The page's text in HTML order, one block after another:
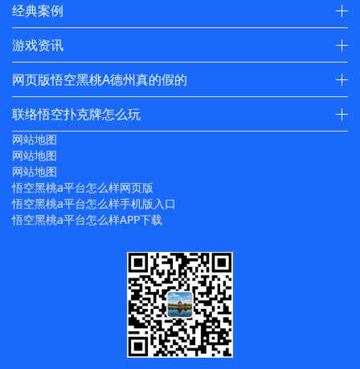
经典案例
游戏资讯
网页版悟空黑桃A德州真的假的
联络悟空扑克牌怎么玩
网站地图
网站地图
网站地图
悟空黑桃a平台怎么样网页版
悟空黑桃a平台怎么样手机版入口
悟空黑桃a平台怎么样APP下载